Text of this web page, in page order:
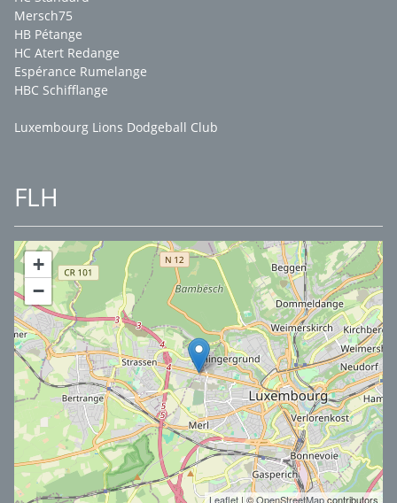
Mersch75
HB Pétange
HC Atert Redange
Espérance Rumelange
HBC Schifflange
Luxembourg Lions Dodgeball Club
FLH
+
−
Leaflet | ©OpenStreetMapcontributors